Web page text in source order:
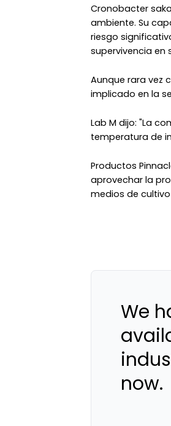
Cronobacter
ambiente. Su
riesgo
supervivencia en
Aunque rara vez
implicado en la
Lab M dijo: "La
temperatura de
Productos
aprovechar la
medios de
We
now.